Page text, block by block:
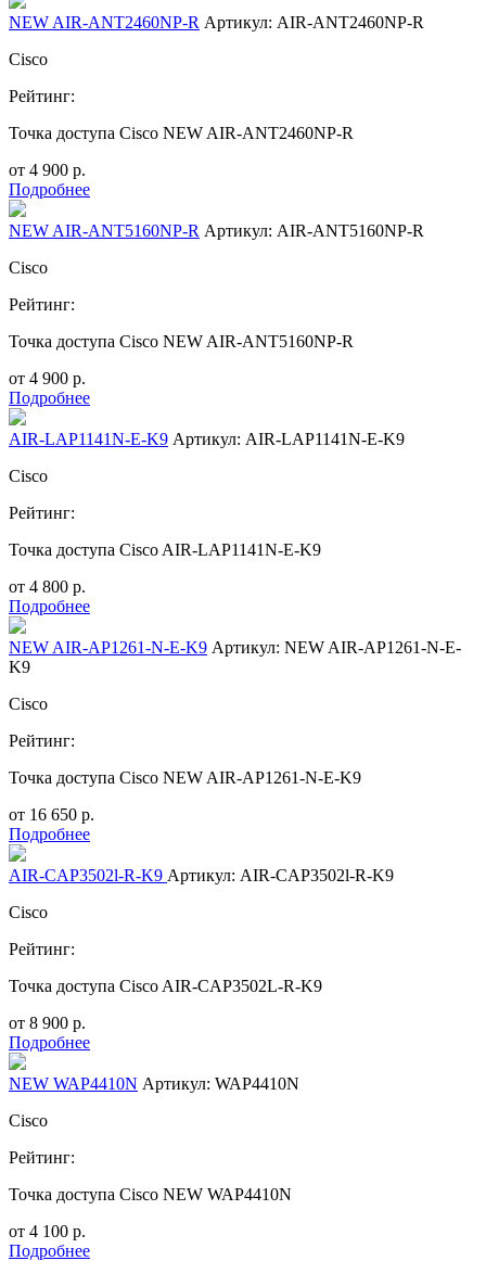
NEW AIR-ANT2460NP-R Артикул: AIR-ANT2460NP-R
Cisco
Рейтинг:
Точка доступа Cisco NEW AIR-ANT2460NP-R
от 4 900 р.
Подробнее
NEW AIR-ANT5160NP-R Артикул: AIR-ANT5160NP-R
Cisco
Рейтинг:
Точка доступа Cisco NEW AIR-ANT5160NP-R
от 4 900 р.
Подробнее
AIR-LAP1141N-E-K9 Артикул: AIR-LAP1141N-E-K9
Cisco
Рейтинг:
Точка доступа Cisco AIR-LAP1141N-E-K9
от 4 800 р.
Подробнее
NEW AIR-AP1261-N-E-K9 Артикул: NEW AIR-AP1261-N-E-
K9
Cisco
Рейтинг:
Точка доступа Cisco NEW AIR-AP1261-N-E-K9
от 16 650 р.
Подробнее
AIR-CAP3502l-R-K9 Артикул: AIR-CAP3502l-R-K9
Cisco
Рейтинг:
Точка доступа Cisco AIR-CAP3502L-R-K9
от 8 900 р.
Подробнее
NEW WAP4410N Артикул: WAP4410N
Cisco
Рейтинг:
Точка доступа Cisco NEW WAP4410N
от 4 100 р.
Подробнее